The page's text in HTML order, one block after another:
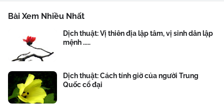
Bài Xem Nhiều Nhất
Dịch thuật: Vị thiên địa lập tâm, vị sinh dân lập
mệnh .....
Dịch thuật: Cách tính giờ của người Trung
Quốc cổ đại